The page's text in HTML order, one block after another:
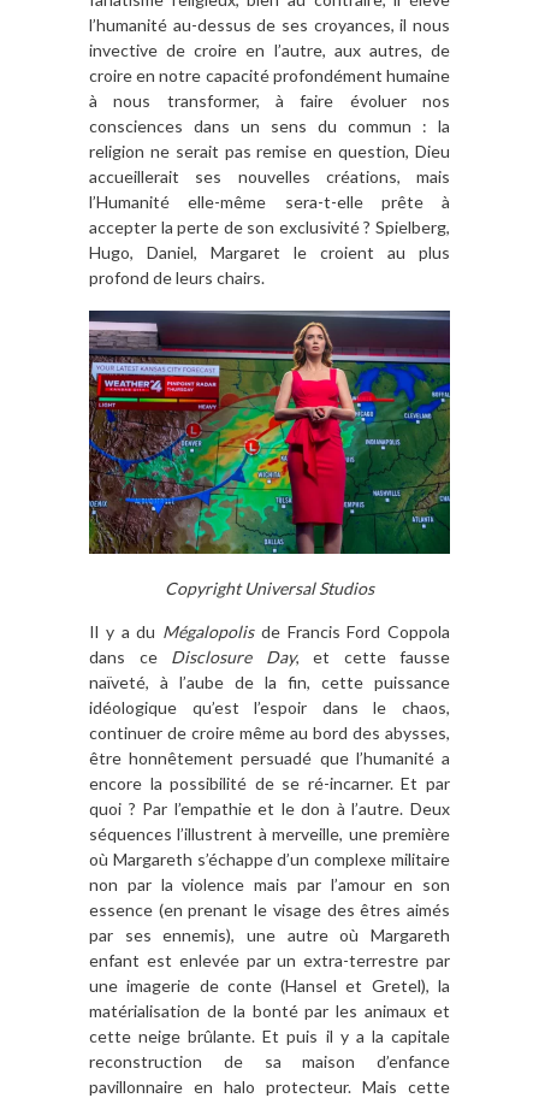
l’humanité au-dessus de ses croyances, il nous
invective de croire en l’autre, aux autres, de
croire en notre capacité profondément humaine
à nous transformer, à faire évoluer nos
consciences dans un sens du commun : la
religion ne serait pas remise en question, Dieu
accueillerait ses nouvelles créations, mais
l’Humanité elle-même sera-t-elle prête à
accepter la perte de son exclusivité ? Spielberg,
Hugo, Daniel, Margaret le croient au plus
profond de leurs chairs.
Copyright Universal Studios
Il y a du Mégalopolisde Francis Ford Coppola
dans ce Disclosure Day, et cette fausse
naïveté, à l’aube de la fin, cette puissance
idéologique qu’est l’espoir dans le chaos,
continuer de croire même au bord des abysses,
être honnêtement persuadé que l’humanité a
encore la possibilité de se ré-incarner. Et par
quoi ? Par l’empathie et le don à l’autre. Deux
séquences l’illustrent à merveille, une première
où Margareth s’échappe d’un complexe militaire
non par la violence mais par l’amour en son
essence (en prenant le visage des êtres aimés
par ses ennemis), une autre où Margareth
enfant est enlevée par un extra-terrestre par
une imagerie de conte (Hansel et Gretel), la
matérialisation de la bonté par les animaux et
cette neige brûlante. Et puis il y a la capitale
reconstruction de sa maison d’enfance
pavillonnaire en halo protecteur. Mais cette